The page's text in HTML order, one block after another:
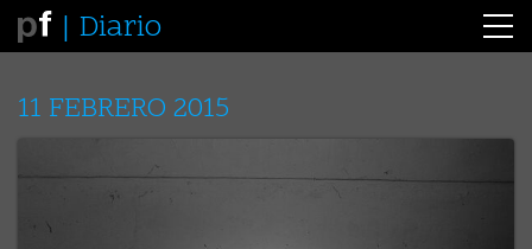
Diario
11 FEBRERO 2015